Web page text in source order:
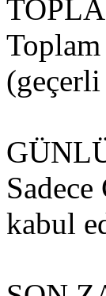
Toplam
(geçerli
kabul